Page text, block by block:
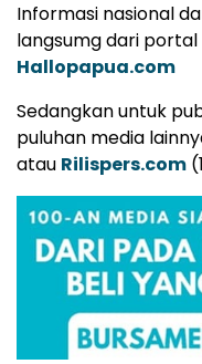
Informasi nasional
langsumg dari
Hallopapua.com
Sedangkan untuk
puluhan media
atau Rilispers.com